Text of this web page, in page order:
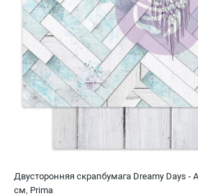
Двусторонняя скрапбумага Dreamy Days -
см, Prima